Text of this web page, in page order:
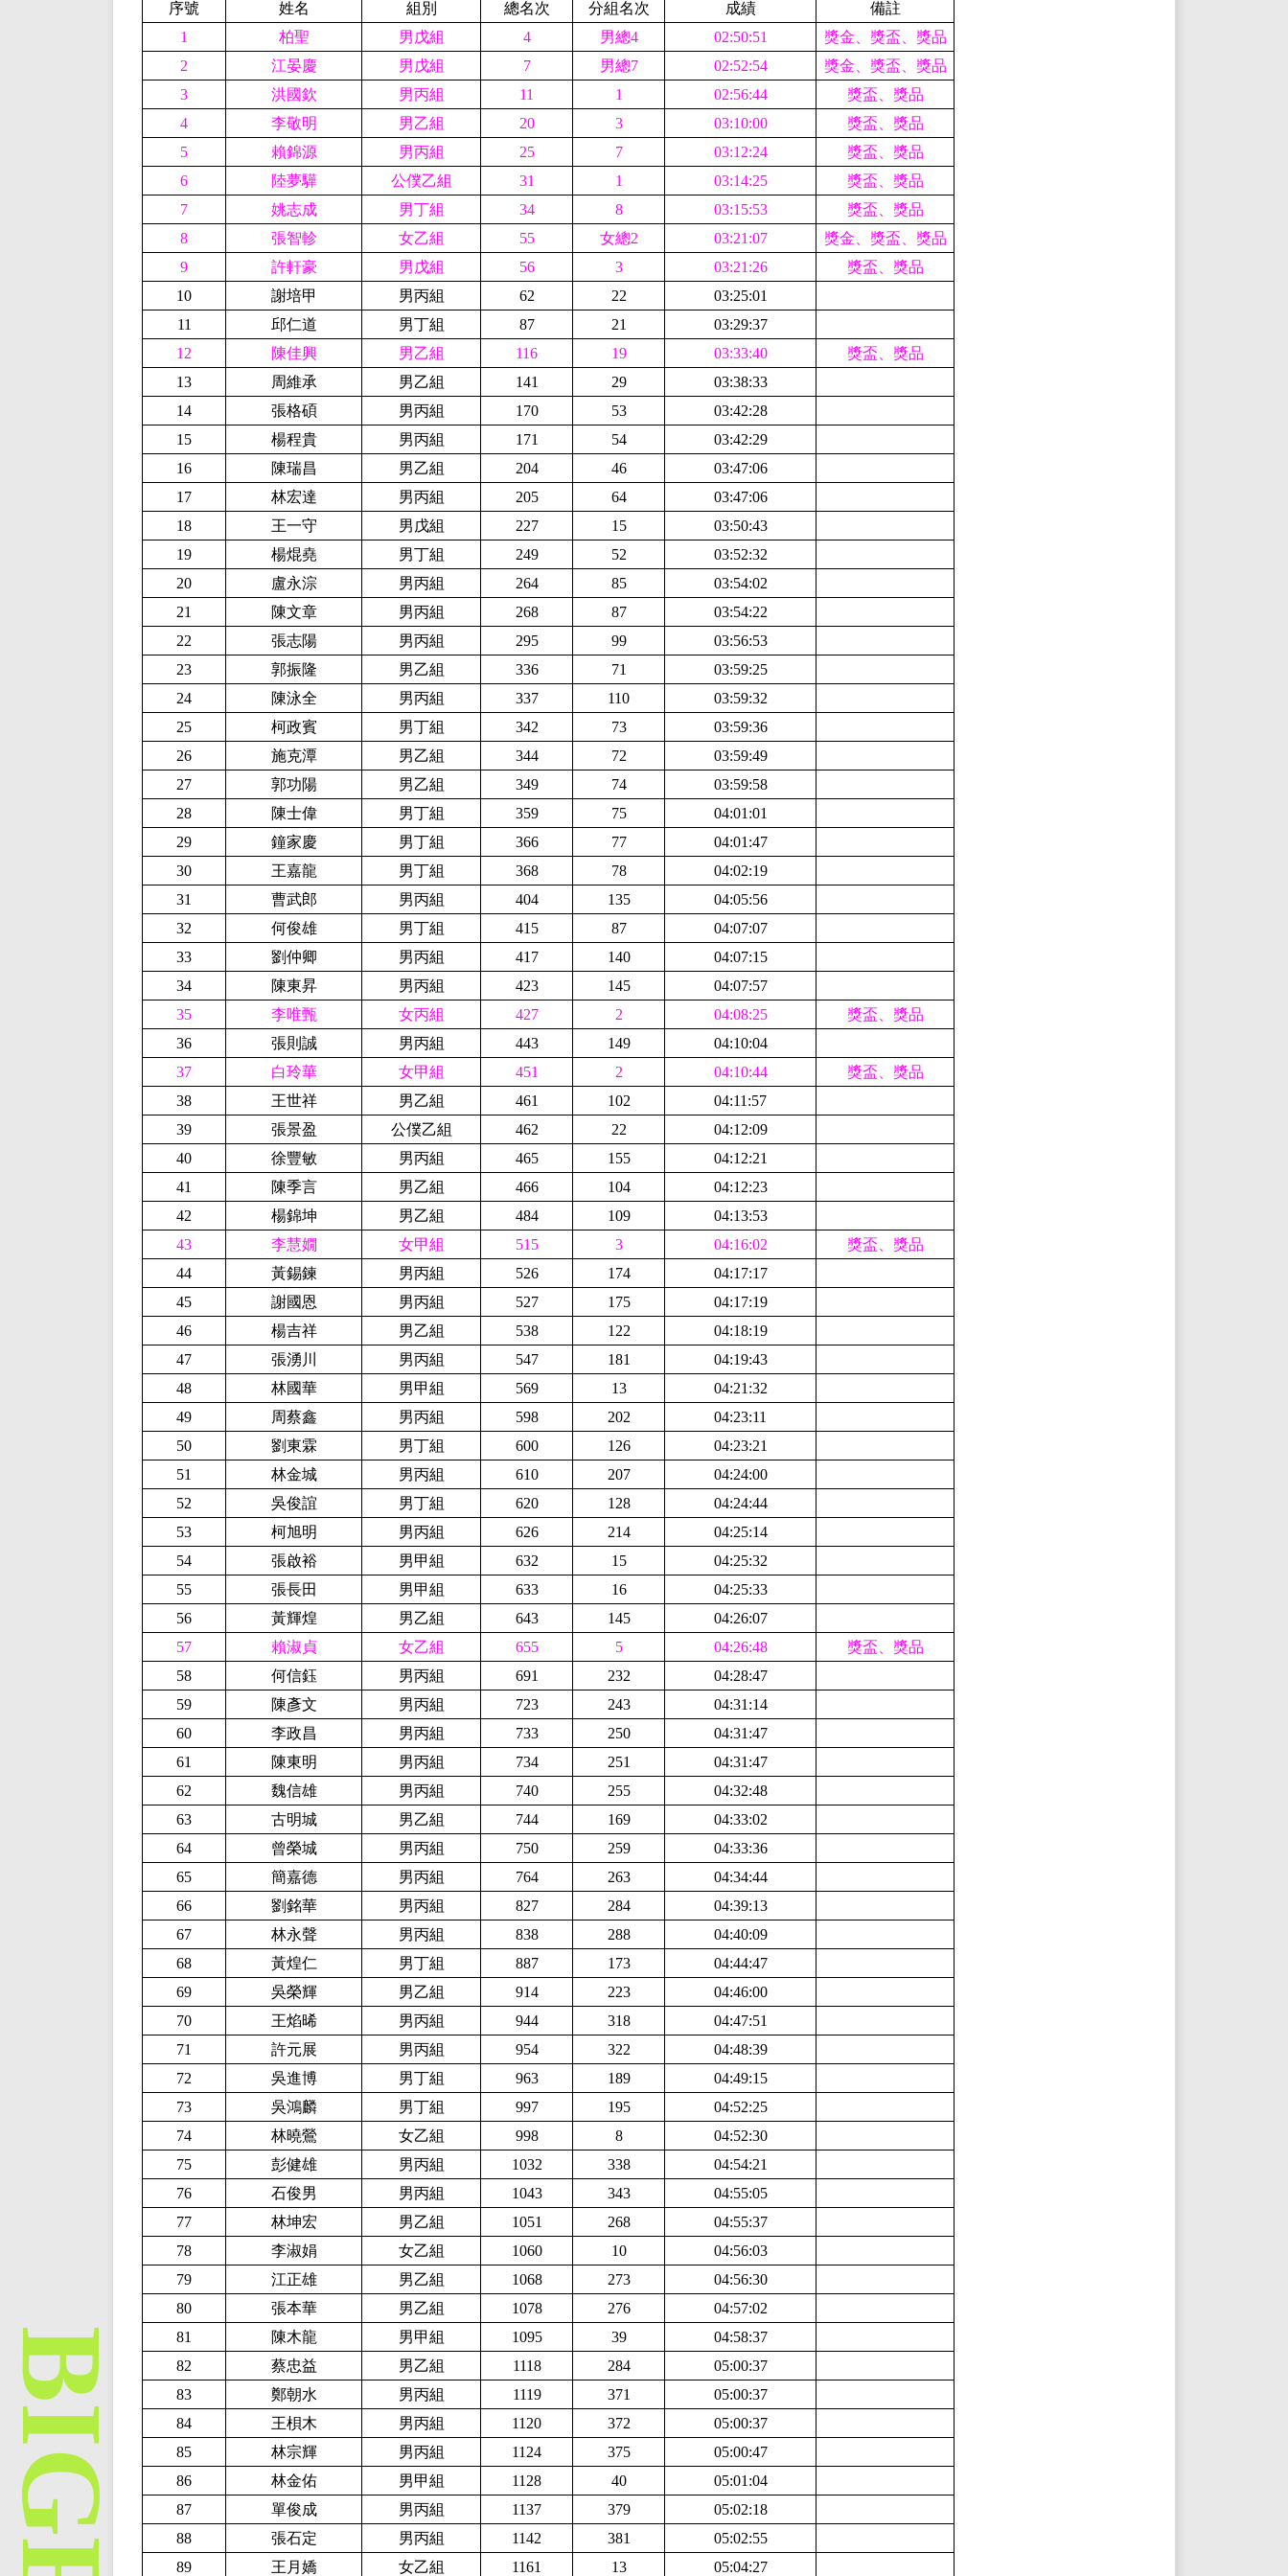
序號 姓名 組別 總名次 分組名次 成績
備註
1
柏聖 男戊組 4 男總4 02:50:51
獎金、獎盃、獎品
2
江晏慶 男戊組 7 男總7 02:52:54
獎金、獎盃、獎品
3
洪國欽 男丙組 11 1 02:56:44
獎盃、獎品
4
李敬明 男乙組 20 3 03:10:00
獎盃、獎品
5
賴錦源 男丙組 25 7 03:12:24
獎盃、獎品
6
陸夢驊 公僕乙組 31 1 03:14:25
獎盃、獎品
7
姚志成 男丁組 34 8 03:15:53
獎盃、獎品
8
張智軫 女乙組 55 女總2 03:21:07
獎金、獎盃、獎品
9
許軒豪 男戊組 56 3 03:21:26
獎盃、獎品
10
謝培甲 男丙組 62 22
03:25:01
11
邱仁道 男丁組 87 21
03:29:37
12
陳佳興 男乙組 116 19 03:33:40
獎盃、獎品
13
周維承 男乙組 141 29
03:38:33
14
張格碩 男丙組 170 53
03:42:28
15
楊程貴 男丙組 171 54
03:42:29
16
陳瑞昌 男乙組 204 46
03:47:06
17
林宏達 男丙組 205 64
03:47:06
18
王一守 男戊組 227 15
03:50:43
19
楊焜堯 男丁組 249 52
03:52:32
20
盧永淙 男丙組 264 85
03:54:02
21
陳文章 男丙組 268 87
03:54:22
22
張志陽 男丙組 295 99
03:56:53
23
郭振隆 男乙組 336 71
03:59:25
24
陳泳全 男丙組 337 110
03:59:32
25
柯政賓 男丁組 342 73
03:59:36
26
施克潭 男乙組 344 72
03:59:49
27
郭功陽 男乙組 349 74
03:59:58
28
陳士偉 男丁組 359 75
04:01:01
29
鐘家慶 男丁組 366 77
04:01:47
30
王嘉龍 男丁組 368 78
04:02:19
31
曹武郎 男丙組 404 135
04:05:56
32
何俊雄 男丁組 415 87
04:07:07
33
劉仲卿 男丙組 417 140
04:07:15
34
陳東昇 男丙組 423 145
04:07:57
35
李唯甄 女丙組 427 2 04:08:25
獎盃、獎品
36
張則誠 男丙組 443 149
04:10:04
37
白玲華 女甲組 451 2 04:10:44
獎盃、獎品
38
王世祥 男乙組 461 102
04:11:57
39
張景盈 公僕乙組 462 22
04:12:09
40
徐豐敏 男丙組 465 155
04:12:21
41
陳季言 男乙組 466 104
04:12:23
42
楊錦坤 男乙組 484 109
04:13:53
43
李慧嫺 女甲組 515 3 04:16:02
獎盃、獎品
44
黃錫鍊 男丙組 526 174
04:17:17
45
謝國恩 男丙組 527 175
04:17:19
46
楊吉祥 男乙組 538 122
04:18:19
47
張湧川 男丙組 547 181
04:19:43
48
林國華 男甲組 569 13
04:21:32
49
周蔡鑫 男丙組 598 202
04:23:11
50
劉東霖 男丁組 600 126
04:23:21
51
林金城 男丙組 610 207
04:24:00
52
吳俊誼 男丁組 620 128
04:24:44
53
柯旭明 男丙組 626 214
04:25:14
54
張啟裕 男甲組 632 15
04:25:32
55
張長田 男甲組 633 16
04:25:33
56
黃輝煌 男乙組 643 145
04:26:07
57
賴淑貞 女乙組 655 5 04:26:48
獎盃、獎品
58
何信鈺 男丙組 691 232
04:28:47
59
陳彥文 男丙組 723 243
04:31:14
60
李政昌 男丙組 733 250
04:31:47
61
陳東明 男丙組 734 251
04:31:47
62
魏信雄 男丙組 740 255
04:32:48
63
古明城 男乙組 744 169
04:33:02
64
曾榮城 男丙組 750 259
04:33:36
65
簡嘉德 男丙組 764 263
04:34:44
66
劉銘華 男丙組 827 284
04:39:13
67
林永聲 男丙組 838 288
04:40:09
68
黃煌仁 男丁組 887 173
04:44:47
69
吳榮輝 男乙組 914 223
04:46:00
70
王焰晞 男丙組 944 318
04:47:51
71
許元展 男丙組 954 322
04:48:39
72
吳進博 男丁組 963 189
04:49:15
73
吳鴻麟 男丁組 997 195
04:52:25
74
林曉鶯 女乙組 998 8
04:52:30
75
彭健雄 男丙組 1032 338
04:54:21
76
石俊男 男丙組 1043 343
04:55:05
77
林坤宏 男乙組 1051 268
04:55:37
78
李淑娟 女乙組 1060 10
04:56:03
79
江正雄 男乙組 1068 273
04:56:30
80
張本華 男乙組 1078 276
04:57:02
81
陳木龍 男甲組 1095 39
04:58:37
82
蔡忠益 男乙組 1118 284
05:00:37
83
鄭朝水 男丙組 1119 371
05:00:37
84
王梖木 男丙組 1120 372
05:00:37
85
林宗輝 男丙組 1124 375
05:00:47
86
林金佑 男甲組 1128 40
05:01:04
87
單俊成 男丙組 1137 379
05:02:18
88
張石定 男丙組 1142 381
05:02:55
89
王月嬌 女乙組 1161 13 05:04:27